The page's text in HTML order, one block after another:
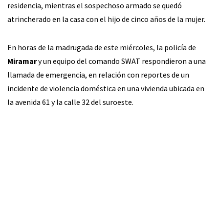
residencia, mientras el sospechoso armado se quedó
atrincherado en la casa con el hijo de cinco años de la mujer.
En horas de la madrugada de este miércoles, la policía de
Miramary un equipo del comando SWAT respondieron a una
llamada de emergencia, en relación con reportes de un
incidente de violencia doméstica en una vivienda ubicada en
la avenida 61 y la calle 32 del suroeste.